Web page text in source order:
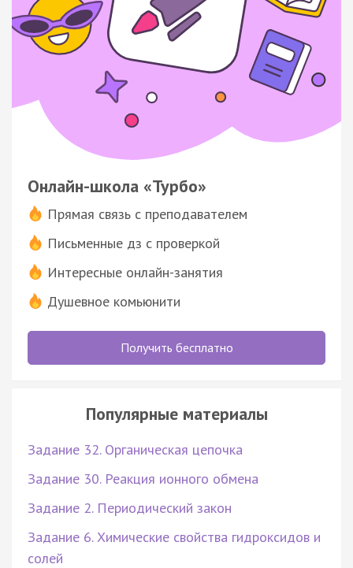
Онлайн-школа «Турбо»
Прямая связь с преподавателем
Письменные дз с проверкой
Интересные онлайн-занятия
Душевное комьюнити
Получить бесплатно
Популярные материалы
Задание 32. Органическая цепочка
Задание 30. Реакция ионного обмена
Задание 2. Периодический закон
Задание 6. Химические свойства гидроксидов и
солей